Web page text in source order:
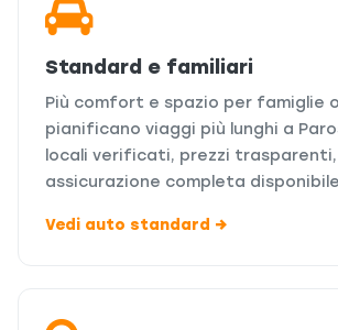
Standard e familiari
Più comfort e spazio per famiglie
pianificano viaggi più lunghi a
locali verificati, prezzi trasparenti,
assicurazione completa
Vedi auto standard →